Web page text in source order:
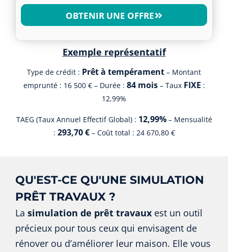
OBTENIR UNE OFFRE
Exemple représentatif
Type de crédit : Prêt à tempérament – Montant
emprunté : 16 500 € – Durée : 84 mois– Taux FIXE :
12,99%
TAEG (Taux Annuel Effectif Global) : 12,99%– Mensualité
: 293,70 €– Coût total : 24 670,80 €
QU'EST-CE QU'UNE SIMULATION
PRÊT TRAVAUX ?
La simulation de prêt travaux est un outil
précieux pour tous ceux qui envisagent de
rénover ou d’améliorer leur maison. Elle vous